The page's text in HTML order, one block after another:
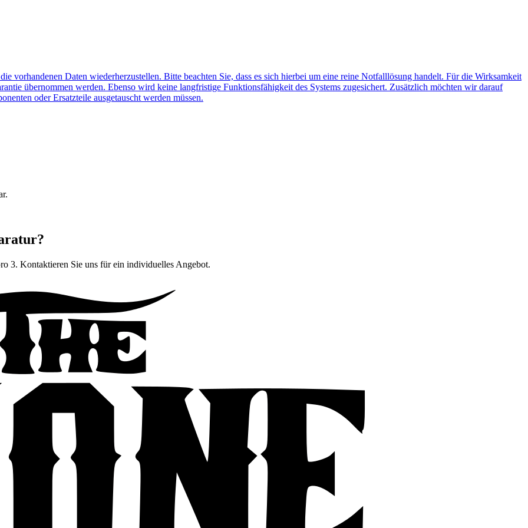
vorhandenen Daten wiederherzustellen. Bitte beachten Sie, dass es sich hierbei um eine reine Notfalllösung handelt. Für die Wirksamkeit
übernommen werden. Ebenso wird keine langfristige Funktionsfähigkeit des Systems zugesichert. Zusätzlich möchten wir darauf
oder Ersatzteile ausgetauscht werden müssen.
3. Kontaktieren Sie uns für ein individuelles Angebot.